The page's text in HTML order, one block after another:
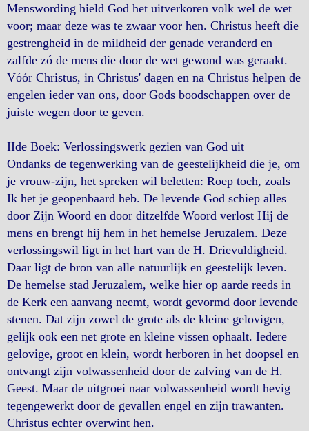
Menswording hield God het uitverkoren volk wel de wet
voor; maar deze was te zwaar voor hen. Christus heeft die
gestrengheid in de mildheid der genade veranderd en
zalfde zó de mens die door de wet gewond was geraakt.
Vóór Christus, in Christus' dagen en na Christus helpen de
engelen ieder van ons, door Gods boodschappen over de
juiste wegen door te geven.
IIde Boek: Verlossingswerk gezien van God uit
Ondanks de tegenwerking van de geestelijkheid die je, om
je vrouw-zijn, het spreken wil beletten: Roep toch, zoals
Ik het je geopenbaard heb. De levende God schiep alles
door Zijn Woord en door ditzelfde Woord verlost Hij de
mens en brengt hij hem in het hemelse Jeruzalem. Deze
verlossingswil ligt in het hart van de H. Drievuldigheid.
Daar ligt de bron van alle natuurlijk en geestelijk leven.
De hemelse stad Jeruzalem, welke hier op aarde reeds in
de Kerk een aanvang neemt, wordt gevormd door levende
stenen. Dat zijn zowel de grote als de kleine gelovigen,
gelijk ook een net grote en kleine vissen ophaalt. Iedere
gelovige, groot en klein, wordt herboren in het doopsel en
ontvangt zijn volwassenheid door de zalving van de H.
Geest. Maar de uitgroei naar volwassenheid wordt hevig
tegengewerkt door de gevallen engel en zijn trawanten.
Christus echter overwint hen.